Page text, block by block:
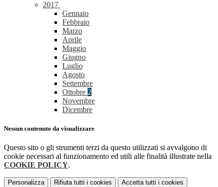
2017
Gennaio
Febbraio
Marzo
Aprile
Maggio
Giugno
Luglio
Agosto
Settembre
Ottobre 2
Novembre
Dicembre
Nessun contenuto da visualizzare
Questo sito o gli strumenti terzi da questo utilizzati si avvalgono di
cookie necessari al funzionamento ed utili alle finalità illustrate nella
COOKIE POLICY.
Personalizza Rifiuta tutti i cookies Accetta tutti i cookies